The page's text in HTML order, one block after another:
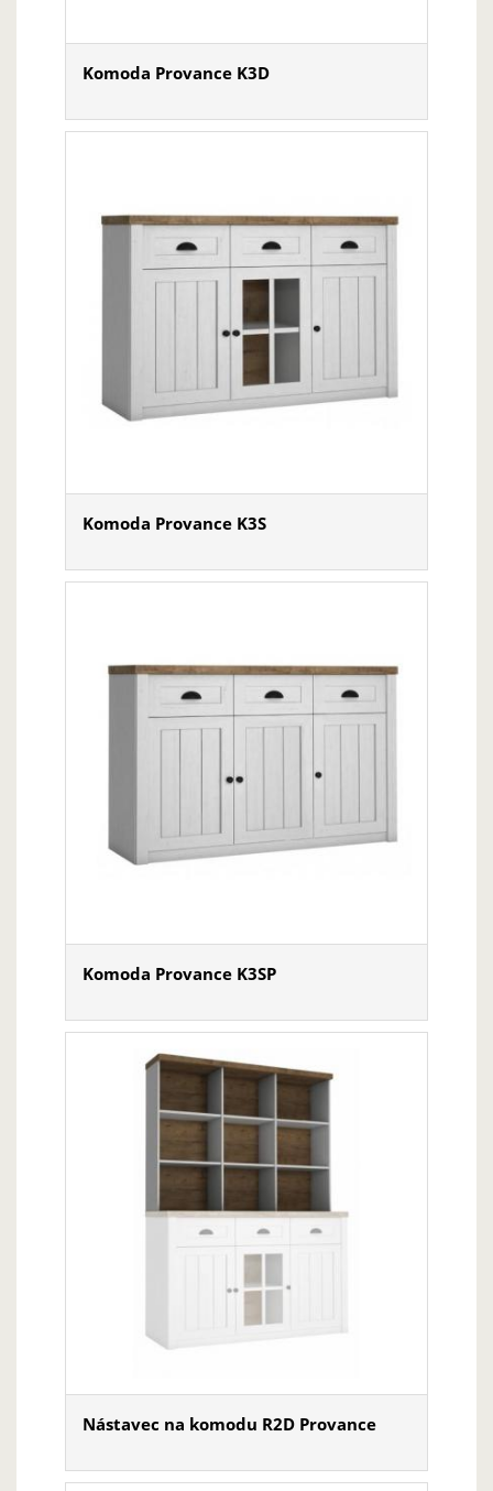
Komoda Provance K3D
Komoda Provance K3S
Komoda Provance K3SP
Nástavec na komodu R2D Provance